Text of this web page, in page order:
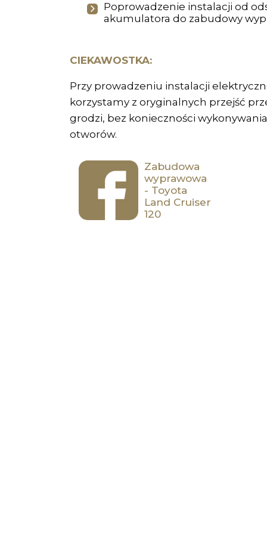
Poprowadzenie instalacji od
akumulatora do zabudowy
CIEKAWOSTKA:
Przy prowadzeniu instalacji
korzystamy z oryginalnych przejść
grodzi, bez konieczności
otworów.
Zabudowa
wyprawowa
- Toyota
Land Cruiser
120